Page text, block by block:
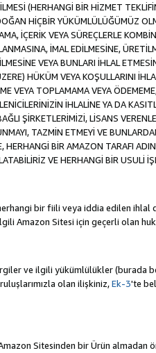
(HERHANGİ BİR HİZMET
HİÇBİR YÜKÜMLÜLÜĞÜMÜZ
İÇERİK VEYA SÜREÇLERLE
İMAL EDİLMESİNE,
VEYA BUNLARI İHLAL
HÜKÜM VEYA KOŞULLARINI
VEYA TOPLAMAMA VEYA
İHLALİNE YA DA
ŞİRKETLERİMİZİ, LİSANS
TAZMİN ETMEYİ VE
BİR AMAZON TARAFI
VE HERHANGİ BİR USULİ
bir fiili veya iddia edilen ihlal
Amazon Sitesi için geçerli olan
ve ilgili yükümlülükler
olan ilişkiniz,Ek-3'te
Sitesinden bir Ürün almadan